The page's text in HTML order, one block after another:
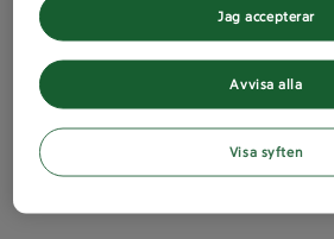
Avvisa alla
Jag accepterar
Visa syften